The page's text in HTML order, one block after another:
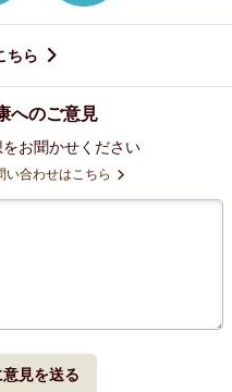
ちら
へのご意見
お聞かせください
い合わせはこちら